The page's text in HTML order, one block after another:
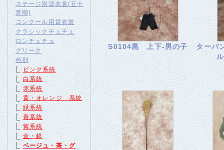
ステージ別貸衣裳(五十
音順)
コンクール用貸衣裳
クラシックチュチュ
ロンチュチュ
グリーク
色別
ピンク系統
白系統
赤系統
黄・オレンジ 系統
緑系統
青系統
紫系統
金・銀
ベージュ・茶・グ
S0104黒 上下-男の子
ターバ